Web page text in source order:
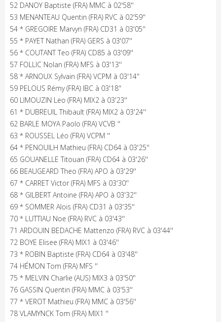
52 DANOY Baptiste (FRA) MMC à 02'58''
53 MENANTEAU Quentin (FRA) RVC à 02'59''
54 * GREGOIRE Marvyn (FRA) CD31 à 03'05''
55 * PAYET Nathan (FRA) GERS à 03'07''
56 * COUTANT Teo (FRA) CD85 à 03'09''
57 FOLLIC Nolan (FRA) MFS à 03'13''
58 * ARNOUX Sylvain (FRA) VCPM à 03'14''
59 PELOUS Rémy (FRA) IBC à 03'18''
60 LIMOUZIN Leo (FRA) MIX2 à 03'23''
61 * DUBREUIL Thibault (FRA) MIX2 à 03'24''
62 BARLE MOYA Paolo (FRA) VCVB ''
63 * ROUSSEL Léo (FRA) VCPM ''
64 * PENOUILH Mathieu (FRA) CD64 à 03'25''
65 GOUANELLE Titouan (FRA) CD64 à 03'26''
66 BEAUGEARD Theo (FRA) APO à 03'29''
67 * CARRET Victor (FRA) MFS à 03'30''
68 * GILBERT Antoine (FRA) APO à 03'32''
69 * SOMMER Alois (FRA) CD31 à 03'35''
70 * LUTTIAU Noe (FRA) RVC à 03'43''
71 ARDOUIN BEDACHE Mattenzo (FRA) RVC à 03'44''
72 BOYE Elisee (FRA) MIX1 à 03'46''
73 * ROBIN Baptiste (FRA) CD64 à 03'48''
74 HÉMON Tom (FRA) MFS ''
75 * MELVIN Charlie (AUS) MIX3 à 03'50''
76 GASSIN Quentin (FRA) MMC à 03'53''
77 * VEROT Mathieu (FRA) MMC à 03'56''
78 VLAMYNCK Tom (FRA) MIX1 ''